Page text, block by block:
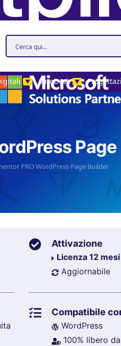
▼ AutoDesk ▼
PRO WordPress Page Builder
Attivazione
Licenza 12 mesi
Aggiornabile
Compatibile
WordPress
100% libero